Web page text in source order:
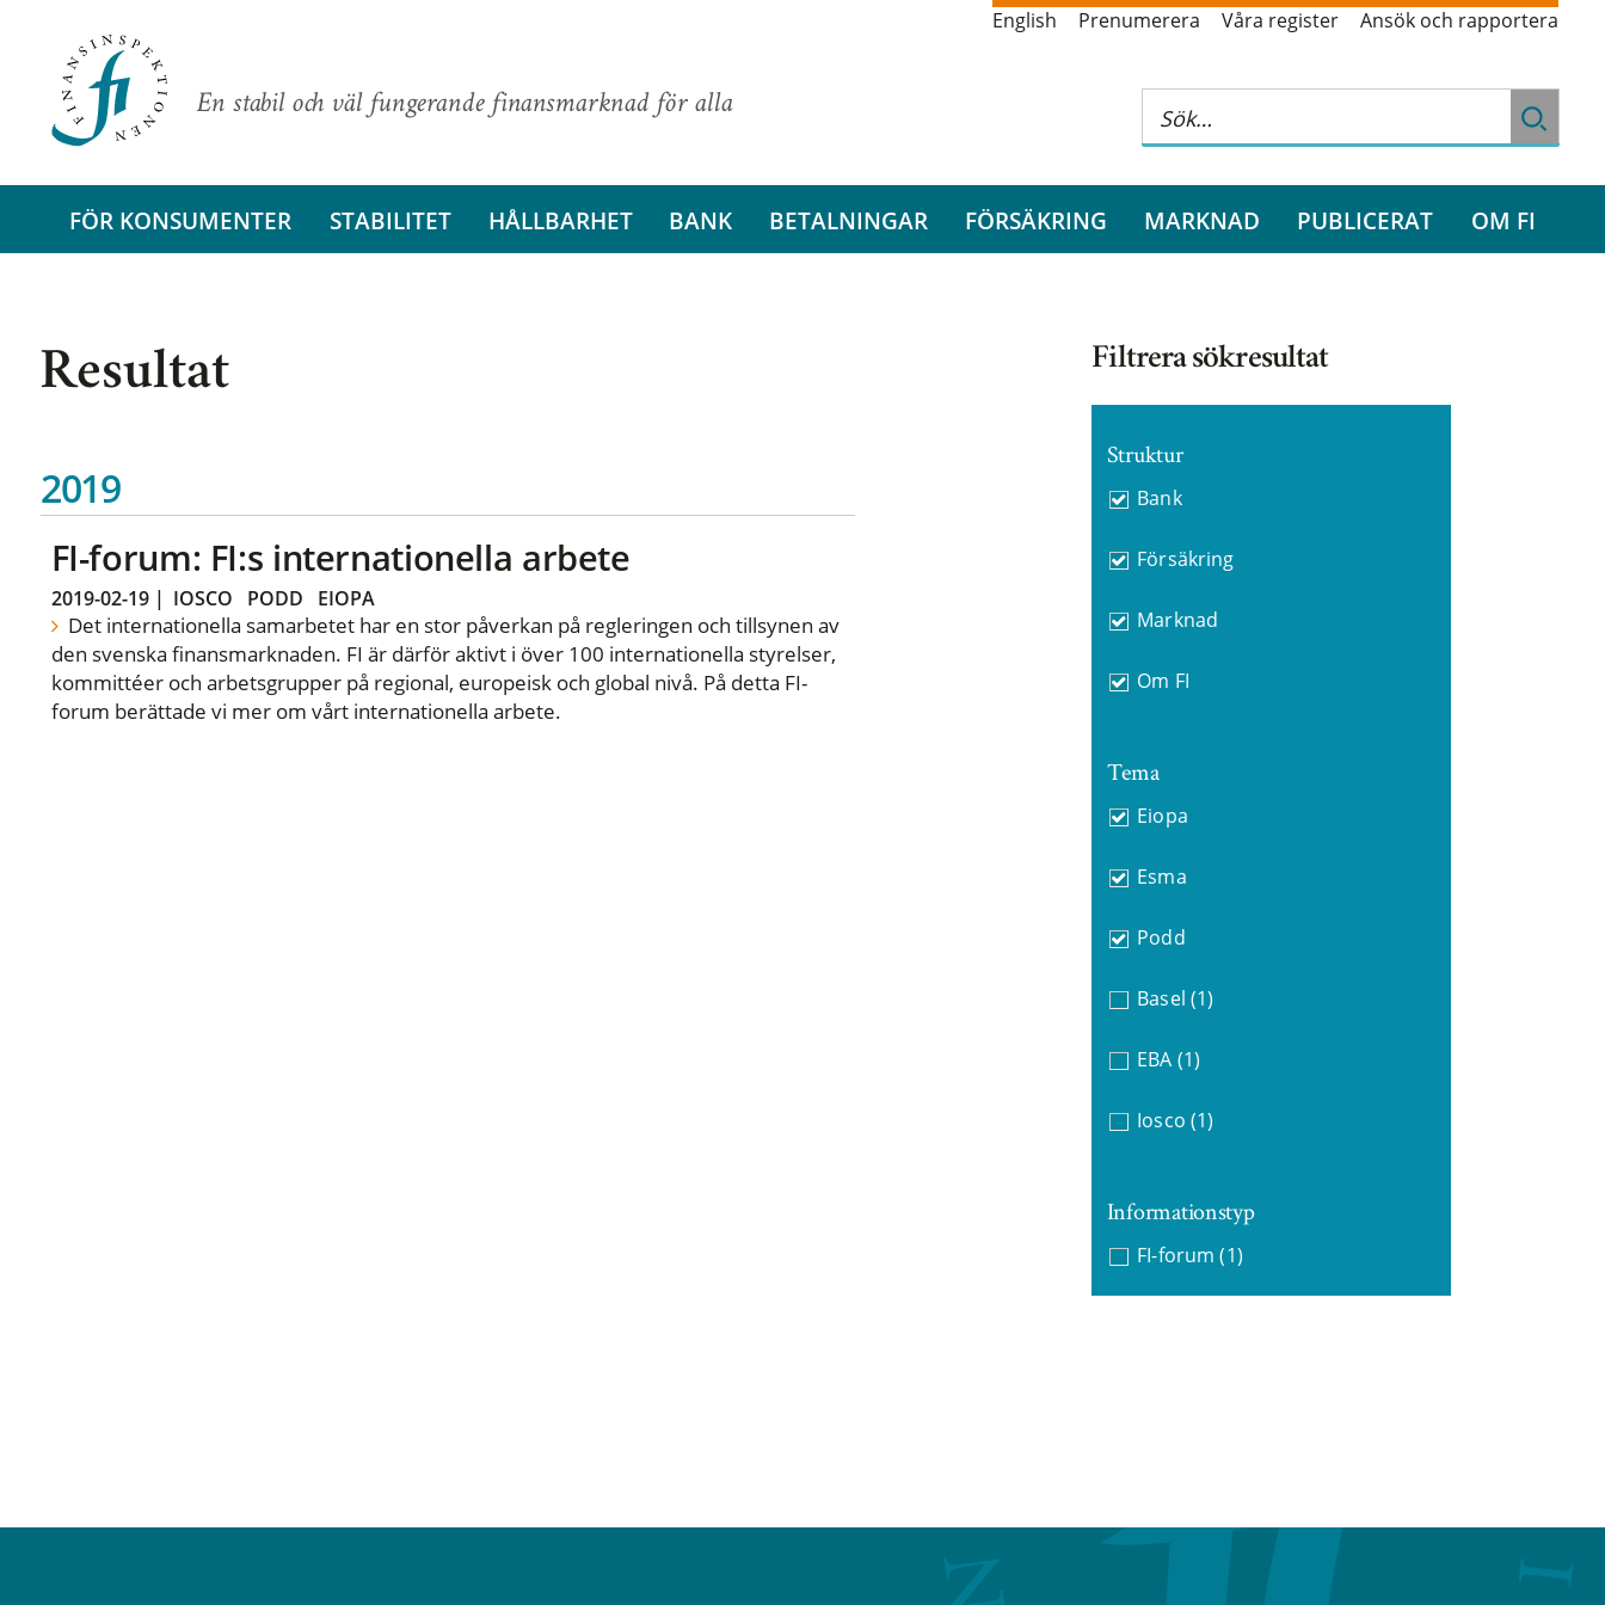
En stabil och väl fungerande finansmarknad för alla
English Prenumerera Våra register Ansök och rapportera
FÖR KONSUMENTER STABILITET HÅLLBARHET BANK BETALNINGAR FÖRSÄKRING MARKNAD PUBLICERAT OM FI
Resultat
2019
FI-forum: FI:s internationella arbete
2019-02-19| IOSCO PODD EIOPA
Det internationella samarbetet har en stor påverkan på regleringen och tillsynen av
den svenska finansmarknaden. FI är därför aktivt i över 100 internationella styrelser,
kommittéer och arbetsgrupper på regional, europeisk och global nivå. På detta FI-
forum berättade vi mer om vårt internationella arbete.
Filtrera sökresultat
Struktur
Bank
Försäkring
Marknad
Om FI
Tema
Eiopa
Esma
Podd
Basel (1)
EBA (1)
Iosco (1)
Informationstyp
FI-forum (1)